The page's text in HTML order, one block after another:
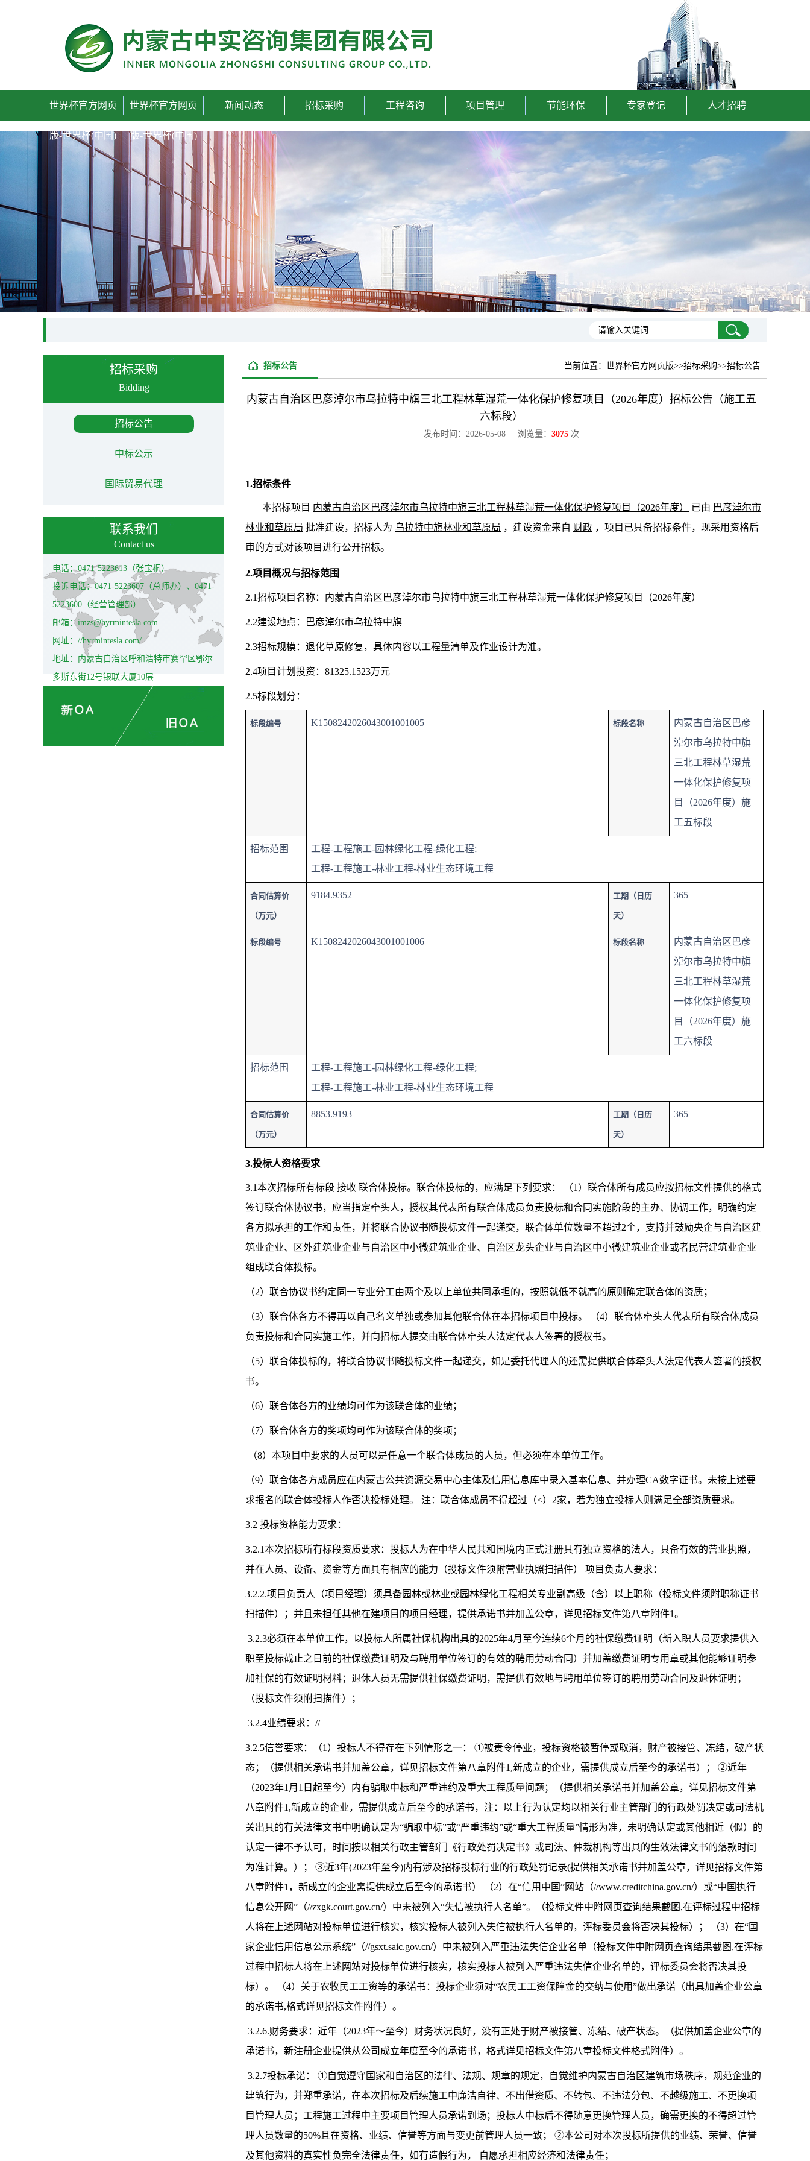
世界杯官方网页
版-世界杯(中国)
世界杯官方网页
版-世界杯(中国)
新闻动态 招标采购 工程咨询 项目管理 节能环保 专家登记 人才招聘
招标采购
Bidding
招标公告
中标公示
国际贸易代理
联系我们
Contact us
电话：0471-5223613（张宝桐）
投诉电话：0471-5223607（总师办）、0471-
5223600（经营管理部）
邮箱：imzs@hyrmintesla.com
网址：//hyrmintesla.com/
地址：内蒙古自治区呼和浩特市赛罕区鄂尔
多斯东街12号银联大厦10层
当前位置： 世界杯官方网页版>>招标采购>>招标公告
招标公告
内蒙古自治区巴彦淖尔市乌拉特中旗三北工程林草湿荒一体化保护修复项目（2026年度）招标公告（施工五
六标段）
发布时间：2026-05-08 浏览量： 3075 次
1.招标条件
本招标项目 内蒙古自治区巴彦淖尔市乌拉特中旗三北工程林草湿荒一体化保护修复项目（2026年度） 已由 巴彦淖尔市
林业和草原局 批准建设，招标人为 乌拉特中旗林业和草原局 ，建设资金来自 财政 ，项目已具备招标条件，现采用资格后
审的方式对该项目进行公开招标。
2.项目概况与招标范围
2.1招标项目名称：内蒙古自治区巴彦淖尔市乌拉特中旗三北工程林草湿荒一体化保护修复项目（2026年度）
2.2建设地点：巴彦淖尔市乌拉特中旗
2.3招标规模：退化草原修复，具体内容以工程量清单及作业设计为准。
2.4项目计划投资：81325.1523万元
2.5标段划分：
标段编号 K1508242026043001001005 标段名称
内蒙古自治区巴彦
淖尔市乌拉特中旗
三北工程林草湿荒
一体化保护修复项
目（2026年度）施
工五标段
招标范围
工程-工程施工-园林绿化工程-绿化工程;
工程-工程施工-林业工程-林业生态环境工程
合同估算价
（万元）
9184.9352 工期（日历
天）
365
标段编号 K1508242026043001001006 标段名称
内蒙古自治区巴彦
淖尔市乌拉特中旗
三北工程林草湿荒
一体化保护修复项
目（2026年度）施
工六标段
招标范围
工程-工程施工-园林绿化工程-绿化工程;
工程-工程施工-林业工程-林业生态环境工程
合同估算价
（万元）
8853.9193 工期（日历
天）
365
3.投标人资格要求
3.1本次招标所有标段 接收 联合体投标。联合体投标的，应满足下列要求： （1）联合体所有成员应按招标文件提供的格式
签订联合体协议书，应当指定牵头人，授权其代表所有联合体成员负责投标和合同实施阶段的主办、协调工作，明确约定
各方拟承担的工作和责任，并将联合协议书随投标文件一起递交，联合体单位数量不超过2个，支持并鼓励央企与自治区建
筑业企业、区外建筑业企业与自治区中小微建筑业企业、自治区龙头企业与自治区中小微建筑业企业或者民营建筑业企业
组成联合体投标。
（2）联合协议书约定同一专业分工由两个及以上单位共同承担的，按照就低不就高的原则确定联合体的资质；
（3）联合体各方不得再以自己名义单独或参加其他联合体在本招标项目中投标。 （4）联合体牵头人代表所有联合体成员
负责投标和合同实施工作，并向招标人提交由联合体牵头人法定代表人签署的授权书。
（5）联合体投标的，将联合协议书随投标文件一起递交，如是委托代理人的还需提供联合体牵头人法定代表人签署的授权
书。
（6）联合体各方的业绩均可作为该联合体的业绩；
（7）联合体各方的奖项均可作为该联合体的奖项；
（8）本项目中要求的人员可以是任意一个联合体成员的人员，但必须在本单位工作。
（9）联合体各方成员应在内蒙古公共资源交易中心主体及信用信息库中录入基本信息、并办理CA数字证书。未按上述要
求报名的联合体投标人作否决投标处理。 注：联合体成员不得超过（≤）2家，若为独立投标人则满足全部资质要求。
3.2 投标资格能力要求：
3.2.1本次招标所有标段资质要求：投标人为在中华人民共和国境内正式注册具有独立资格的法人，具备有效的营业执照，
并在人员、设备、资金等方面具有相应的能力（投标文件须附营业执照扫描件） 项目负责人要求：
3.2.2.项目负责人（项目经理）须具备园林或林业或园林绿化工程相关专业副高级（含）以上职称（投标文件须附职称证书
扫描件）；并且未担任其他在建项目的项目经理，提供承诺书并加盖公章，详见招标文件第八章附件1。
3.2.3必须在本单位工作，以投标人所属社保机构出具的2025年4月至今连续6个月的社保缴费证明（新入职人员要求提供入
职至投标截止之日前的社保缴费证明及与聘用单位签订的有效的聘用劳动合同）并加盖缴费证明专用章或其他能够证明参
加社保的有效证明材料；退休人员无需提供社保缴费证明，需提供有效地与聘用单位签订的聘用劳动合同及退休证明；
（投标文件须附扫描件）；
3.2.4业绩要求：//
3.2.5信誉要求：（1）投标人不得存在下列情形之一： ①被责令停业，投标资格被暂停或取消，财产被接管、冻结，破产状
态；（提供相关承诺书并加盖公章，详见招标文件第八章附件1,新成立的企业，需提供成立后至今的承诺书）； ②近年
（2023年1月1日起至今）内有骗取中标和严重违约及重大工程质量问题；（提供相关承诺书并加盖公章，详见招标文件第
八章附件1,新成立的企业，需提供成立后至今的承诺书，注：以上行为认定均以相关行业主管部门的行政处罚决定或司法机
关出具的有关法律文书中明确认定为“骗取中标”或“严重违约”或“重大工程质量”情形为准，未明确认定或其他相近（似）的
认定一律不予认可，时间按以相关行政主管部门《行政处罚决定书》或司法、仲裁机构等出具的生效法律文书的落款时间
为准计算。）； ③近3年(2023年至今)内有涉及招标投标行业的行政处罚记录(提供相关承诺书并加盖公章，详见招标文件第
八章附件1，新成立的企业需提供成立后至今的承诺书） （2）在“信用中国”网站（//www.creditchina.gov.cn/）或“中国执行
信息公开网”（//zxgk.court.gov.cn/）中未被列入“失信被执行人名单”。（投标文件中附网页查询结果截图,在评标过程中招标
人将在上述网站对投标单位进行核实，核实投标人被列入失信被执行人名单的，评标委员会将否决其投标）； （3）在“国
家企业信用信息公示系统”（//gsxt.saic.gov.cn/）中未被列入严重违法失信企业名单（投标文件中附网页查询结果截图,在评标
过程中招标人将在上述网站对投标单位进行核实，核实投标人被列入严重违法失信企业名单的，评标委员会将否决其投
标）。 （4）关于农牧民工工资等的承诺书：投标企业须对“农民工工资保障金的交纳与使用”做出承诺（出具加盖企业公章
的承诺书,格式详见招标文件附件）。
3.2.6.财务要求：近年（2023年～至今）财务状况良好，没有正处于财产被接管、冻结、破产状态。（提供加盖企业公章的
承诺书，新注册企业提供从公司成立年度至今的承诺书，格式详见招标文件第八章投标文件格式附件）。
3.2.7投标承诺： ①自觉遵守国家和自治区的法律、法规、规章的规定，自觉维护内蒙古自治区建筑市场秩序，规范企业的
建筑行为，并郑重承诺，在本次招标及后续施工中廉洁自律、不出借资质、不转包、不违法分包、不越级施工、不更换项
目管理人员；工程施工过程中主要项目管理人员承诺到场；投标人中标后不得随意更换管理人员，确需更换的不得超过管
理人员数量的50%且在资格、业绩、信誉等方面与变更前管理人员一致； ②本公司对本次投标所提供的业绩、荣誉、信誉
及其他资料的真实性负完全法律责任，如有造假行为， 自愿承担相应经济和法律责任；